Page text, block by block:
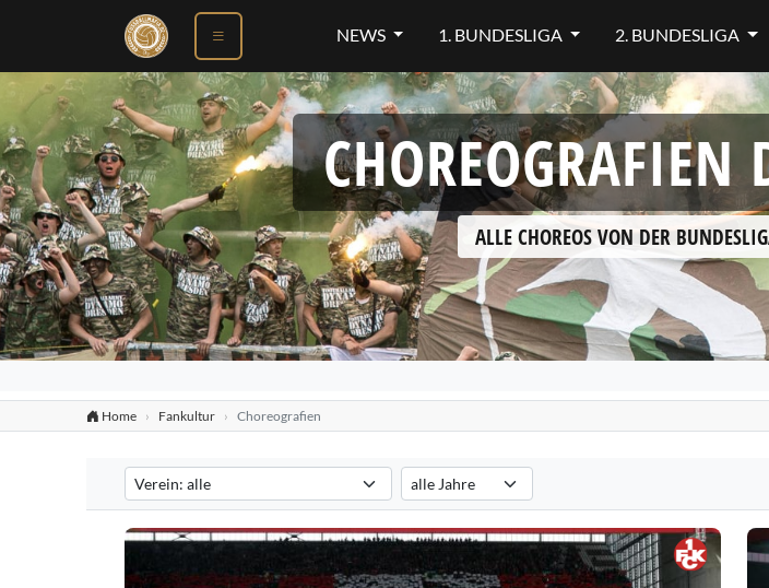
NEWS 1. BUNDESLIGA 2. BUNDESLIGA
CHOREOGRAFIEN
ALLE CHOREOS VON DER
Home Fankultur Choreografien
Verein auswählen
Filtert die Choreografien nach dem ausgewählten Verein. Standard: alle Vereine anzeigen.
Saison auswählen
Filtert die Choreografien nach der ausgewählten